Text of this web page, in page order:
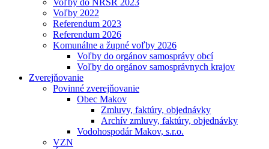
Voľby do NRSR 2023
Voľby 2022
Referendum 2023
Referendum 2026
Komunálne a župné voľby 2026
Voľby do orgánov samosprávy obcí
Voľby do orgánov samosprávnych krajov
Zverejňovanie
Povinné zverejňovanie
Obec Makov
Zmluvy, faktúry, objednávky
Archív zmluvy, faktúry, objednávky
Vodohospodár Makov, s.r.o.
VZN